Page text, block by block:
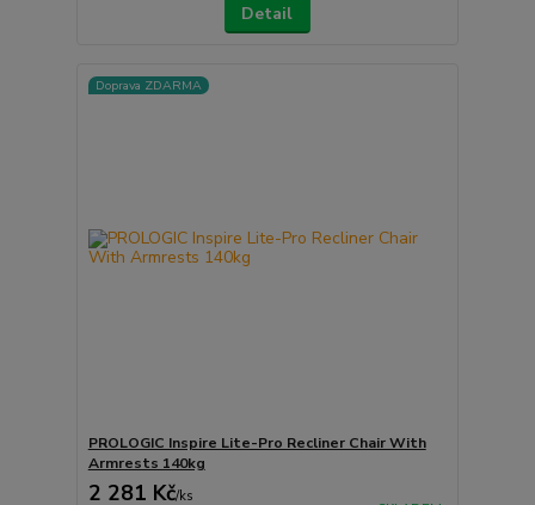
Detail
Doprava ZDARMA
PROLOGIC Inspire Lite-Pro Recliner Chair With
Armrests 140kg
2 281 Kč/ks